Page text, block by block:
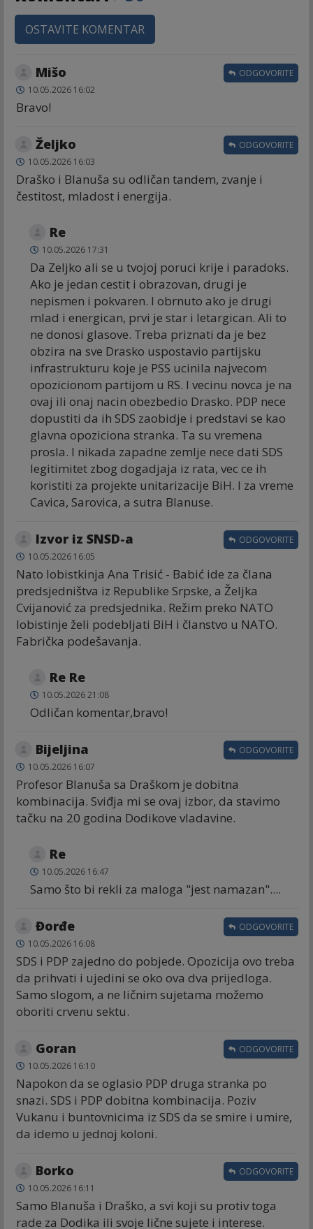
OSTAVITE KOMENTAR
Mišo
10.05.2026 16:02
Bravo!
ODGOVORITE
Željko
10.05.2026 16:03
Draško i Blanuša su odličan tandem, zvanje i
čestitost, mladost i energija.
ODGOVORITE
Re
10.05.2026 17:31
Da Zeljko ali se u tvojoj poruci krije i paradoks.
Ako je jedan cestit i obrazovan, drugi je
nepismen i pokvaren. I obrnuto ako je drugi
mlad i energican, prvi je star i letargican. Ali to
ne donosi glasove. Treba priznati da je bez
obzira na sve Drasko uspostavio partijsku
infrastrukturu koje je PSS ucinila najvecom
opozicionom partijom u RS. I vecinu novca je na
ovaj ili onaj nacin obezbedio Drasko. PDP nece
dopustiti da ih SDS zaobidje i predstavi se kao
glavna opoziciona stranka. Ta su vremena
prosla. I nikada zapadne zemlje nece dati SDS
legitimitet zbog dogadjaja iz rata, vec ce ih
koristiti za projekte unitarizacije BiH. I za vreme
Cavica, Sarovica, a sutra Blanuse.
Izvor iz SNSD-a
10.05.2026 16:05
Nato lobistkinja Ana Trisić - Babić ide za člana
predsjedništva iz Republike Srpske, a Željka
Cvijanović za predsjednika. Režim preko NATO
lobistinje želi podebljati BiH i članstvo u NATO.
Fabrička podešavanja.
ODGOVORITE
Re Re
10.05.2026 21:08
Odličan komentar,bravo!
Bijeljina
10.05.2026 16:07
Profesor Blanuša sa Draškom je dobitna
kombinacija. Sviđja mi se ovaj izbor, da stavimo
tačku na 20 godina Dodikove vladavine.
ODGOVORITE
Re
10.05.2026 16:47
Samo što bi rekli za maloga "jest namazan"....
Đorđe
10.05.2026 16:08
SDS i PDP zajedno do pobjede. Opozicija ovo treba
da prihvati i ujedini se oko ova dva prijedloga.
Samo slogom, a ne ličnim sujetama možemo
oboriti crvenu sektu.
ODGOVORITE
Goran
10.05.2026 16:10
Napokon da se oglasio PDP druga stranka po
snazi. SDS i PDP dobitna kombinacija. Poziv
Vukanu i buntovnicima iz SDS da se smire i umire,
da idemo u jednoj koloni.
ODGOVORITE
Borko
10.05.2026 16:11
Samo Blanuša i Draško, a svi koji su protiv toga
rade za Dodika ili svoje lične sujete i interese.
ODGOVORITE